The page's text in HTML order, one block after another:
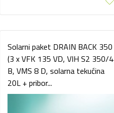
Solarni paket DRAIN BACK 350
(3 x VFK 135 VD, VIH S2 350/4
B, VMS 8 D, solarna tekućina
20L + pribor...